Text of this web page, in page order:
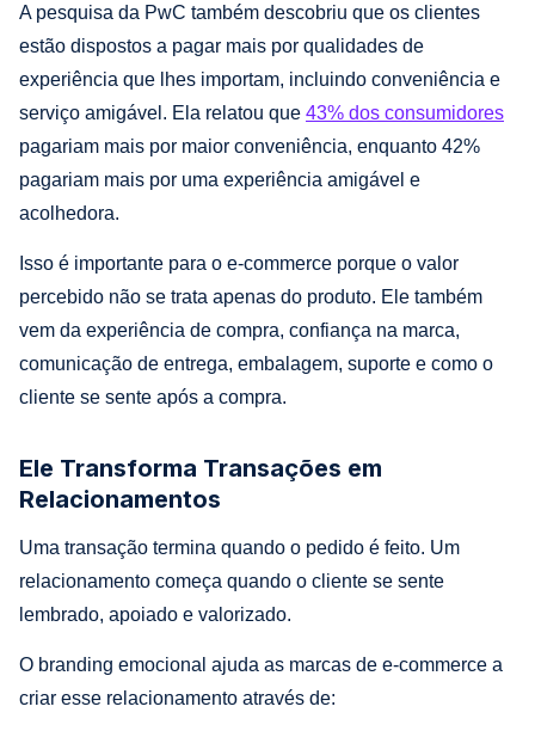
A pesquisa da PwC também descobriu que os clientes
estão dispostos a pagar mais por qualidades de
experiência que lhes importam, incluindo conveniência e
serviço amigável. Ela relatou que 43% dos consumidores
pagariam mais por maior conveniência, enquanto 42%
pagariam mais por uma experiência amigável e
acolhedora.
Isso é importante para o e-commerce porque o valor
percebido não se trata apenas do produto. Ele também
vem da experiência de compra, confiança na marca,
comunicação de entrega, embalagem, suporte e como o
cliente se sente após a compra.
Ele Transforma Transações em
Relacionamentos
Uma transação termina quando o pedido é feito. Um
relacionamento começa quando o cliente se sente
lembrado, apoiado e valorizado.
O branding emocional ajuda as marcas de e-commerce a
criar esse relacionamento através de: